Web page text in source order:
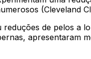
(Cleveland
de pelos a
apresentaram